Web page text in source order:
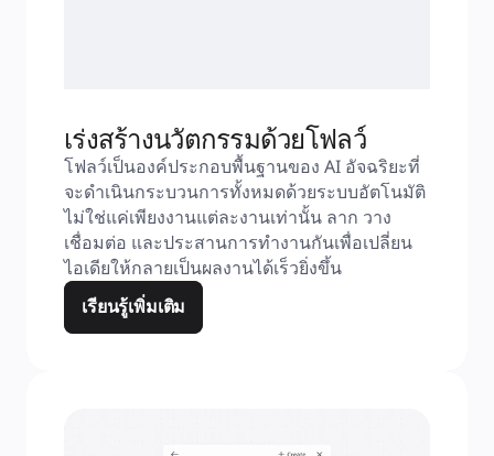
เร่งสร้างนวัตกรรมด้วยโฟลว์
โฟลว์เป็นองค์ประกอบพื้นฐานของ AI อัจฉริยะที่
จะดำเนินกระบวนการทั้งหมดด้วยระบบอัตโนมัติ
ไม่ใช่แค่เพียงงานแต่ละงานเท่านั้น ลาก วาง
เชื่อมต่อ และประสานการทำงานกันเพื่อเปลี่ยน
ไอเดียให้กลายเป็นผลงานได้เร็วยิ่งขึ้น
เรียนรู้เพิ่มเติม